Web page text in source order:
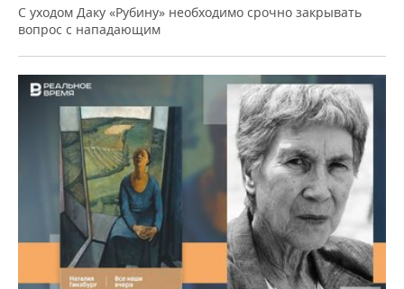
С уходом Даку «Рубину» необходимо срочно закрывать
вопрос с нападающим